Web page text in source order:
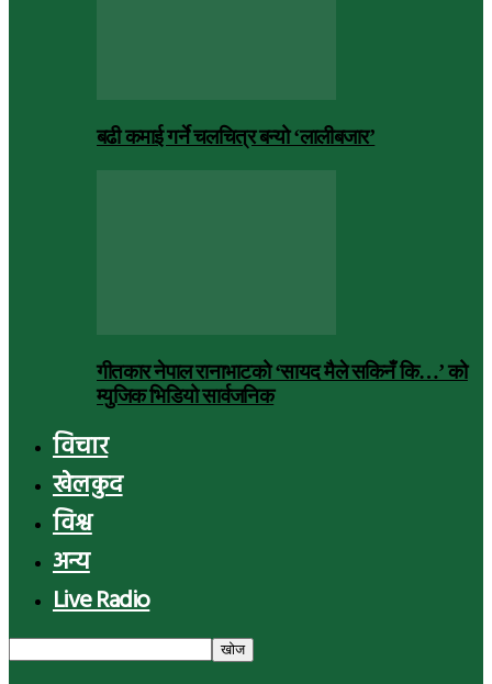
बढी कमाई गर्ने चलचित्र बन्यो ‘लालीबजार’
गीतकार नेपाल रानाभाटको ‘सायद मैले सकिनँ कि…’ को
म्युजिक भिडियो सार्वजनिक
विचार
खेलकुद
विश्व
अन्य
Live Radio